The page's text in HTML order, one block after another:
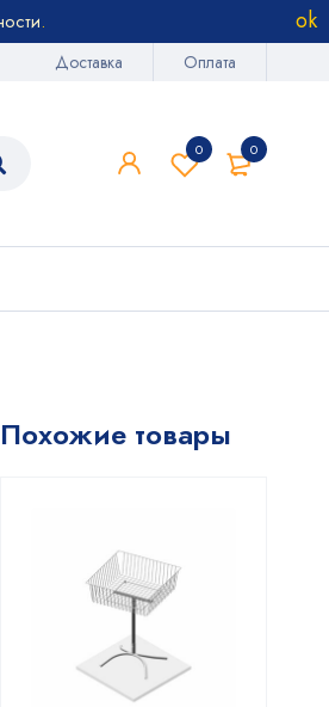
.
Доставка Оплата
0
0
Похожие товары